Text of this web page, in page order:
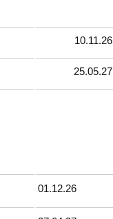
10.11.26
25.05.27
01.12.26